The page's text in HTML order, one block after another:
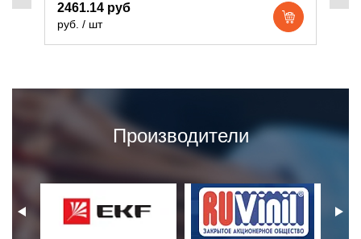
2461.14 руб
руб. / шт
Производители